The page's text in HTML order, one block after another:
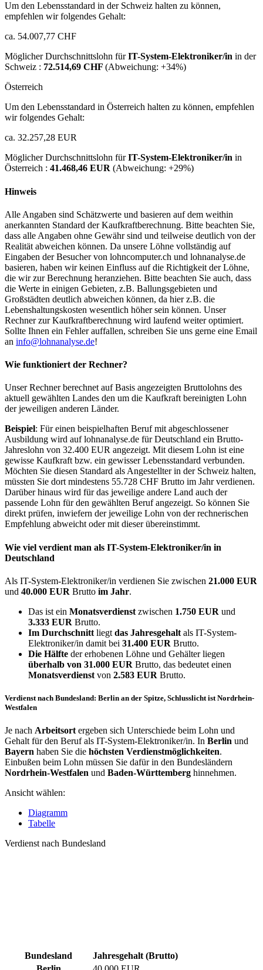
Um den Lebensstandard in der Schweiz halten zu können,
empfehlen wir folgendes Gehalt:
ca. 54.007,77 CHF
Möglicher Durchschnittslohn fürIT-System-Elektroniker/in in der
Schweiz : 72.514,69 CHF (Abweichung: +34%)
Österreich
Um den Lebensstandard in Österreich halten zu können, empfehlen
wir folgendes Gehalt:
ca. 32.257,28 EUR
Möglicher Durchschnittslohn fürIT-System-Elektroniker/in in
Österreich : 41.468,46 EUR (Abweichung: +29%)
Hinweis
Alle Angaben sind Schätzwerte und basieren auf dem weithin
anerkannten Standard der Kaufkraftberechnung. Bitte beachten Sie,
dass alle Angaben ohne Gewähr sind und teilweise deutlich von der
Realität abweichen können. Da unsere Löhne vollständig auf
Eingaben der Besucher von lohncomputer.ch und lohnanalyse.de
basieren, haben wir keinen Einfluss auf die Richtigkeit der Löhne,
die wir zur Berechnung heranziehen. Bitte beachten Sie auch, dass
die Werte in einigen Gebieten, z.B. Ballungsgebieten und
Großstädten deutlich abweichen können, da hier z.B. die
Lebenshaltungskosten wesentlich höher sein können. Unser
Rechner zur Kaufkraftberechnung wird laufend weiter optimiert.
Sollte Ihnen ein Fehler auffallen, schreiben Sie uns gerne eine Email
an info@lohnanalyse.de!
Wie funktioniert der Rechner?
Unser Rechner berechnet auf Basis angezeigten Bruttolohns des
aktuell gewählten Landes den um die Kaufkraft bereinigten Lohn
der jeweiligen anderen Länder.
Beispiel: Für einen beispielhaften Beruf mit abgeschlossener
Ausbildung wird auf lohnanalyse.de für Deutschland ein Brutto-
Jahreslohn von 32.400 EUR angezeigt. Mit diesem Lohn ist eine
gewisse Kaufkraft bzw. ein gewisser Lebensstandard verbunden.
Möchten Sie diesen Standard als Angestellter in der Schweiz halten,
müssten Sie dort mindestens 55.728 CHF Brutto im Jahr verdienen.
Darüber hinaus wird für das jeweilige andere Land auch der
passende Lohn für den gewählten Beruf angezeigt. So können Sie
direkt prüfen, inwiefern der jeweilige Lohn von der rechnerischen
Empfehlung abweicht oder mit dieser übereinstimmt.
Wie viel verdient man als IT-System-Elektroniker/in in
Deutschland
Als IT-System-Elektroniker/in verdienen Sie zwischen 21.000 EUR
und 40.000 EUR Brutto im Jahr.
Das ist ein Monatsverdienst zwischen 1.750 EUR und
3.333 EUR Brutto.
Im Durchschnitt liegt das Jahresgehalt als IT-System-
Elektroniker/in damit bei 31.400 EUR Brutto.
Die Hälfte der erhobenen Löhne und Gehälter liegen
überhalb von 31.000 EUR Brutto, das bedeutet einen
Monatsverdienst von 2.583 EUR Brutto.
Verdienst nach Bundesland: Berlin an der Spitze, Schlusslicht ist Nordrhein-
Westfalen
Je nach Arbeitsort ergeben sich Unterschiede beim Lohn und
Gehalt für den Beruf als IT-System-Elektroniker/in. In Berlin und
Bayern haben Sie die höchsten Verdienstmöglichkeiten.
Einbußen beim Lohn müssen Sie dafür in den Bundesländern
Nordrhein-Westfalen und Baden-Württemberg hinnehmen.
Ansicht wählen:
Diagramm
Tabelle
Verdienst nach Bundesland
Bundesland
Jahresgehalt (Brutto)